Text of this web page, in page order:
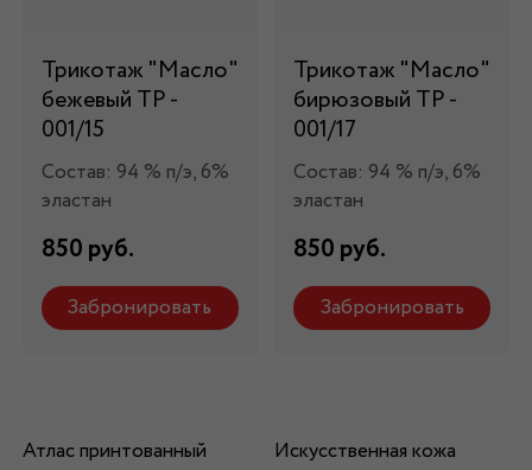
Трикотаж "Масло"
бежевый ТР -
001/15
Состав: 94 % п/э, 6%
эластан
850 руб.
Забронировать
Трикотаж "Масло"
бирюзовый ТР -
001/17
Состав: 94 % п/э, 6%
эластан
850 руб.
Забронировать
Атлас принтованный
Искусственная кожа